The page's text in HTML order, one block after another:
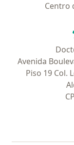
Centro
Avenida
Piso 19 Col.